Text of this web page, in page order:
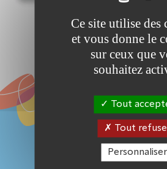
Ce site utilise des
et vous donne le
sur ceux que
souhaitez
Tout
Tout
Personnaliser